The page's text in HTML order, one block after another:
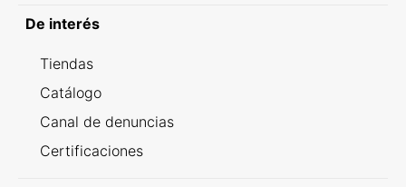
De interés
Tiendas
Catálogo
Canal de denuncias
Certificaciones